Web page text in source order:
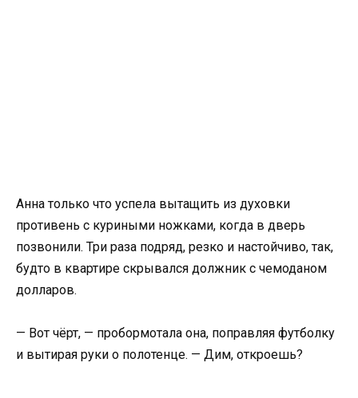
Анна только что успела вытащить из духовки
противень с куриными ножками, когда в дверь
позвонили. Три раза подряд, резко и настойчиво, так,
будто в квартире скрывался должник с чемоданом
долларов.
— Вот чёрт, — пробормотала она, поправляя футболку
и вытирая руки о полотенце. — Дим, откроешь?